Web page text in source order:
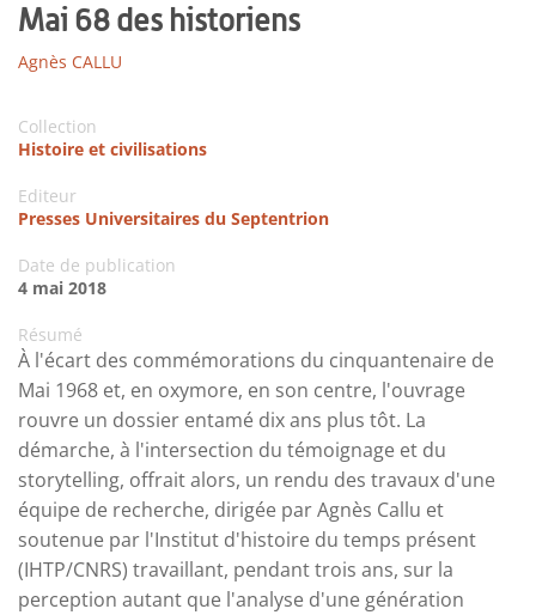
Mai 68 des historiens
Agnès CALLU
Collection
Histoire et civilisations
Editeur
Presses Universitaires du Septentrion
Date de publication
4 mai 2018
Résumé
À l'écart des commémorations du cinquantenaire de
Mai 1968 et, en oxymore, en son centre, l'ouvrage
rouvre un dossier entamé dix ans plus tôt. La
démarche, à l'intersection du témoignage et du
storytelling, offrait alors, un rendu des travaux d'une
équipe de recherche, dirigée par Agnès Callu et
soutenue par l'Institut d'histoire du temps présent
(IHTP/CNRS) travaillant, pendant trois ans, sur la
perception autant que l'analyse d'une génération